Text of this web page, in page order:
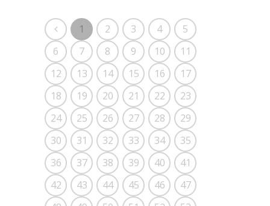
1 2 3 4
5
6
7 8 9 10
11
12
13 14 15 16
17
18
19 20 21 22
23
24
25 26 27 28
29
30
31 32 33 34
35
36
37 38 39 40
41
42
43 44 45 46
47